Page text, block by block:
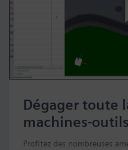
Dégager toute
machines-outils
Profitez des nombreuses